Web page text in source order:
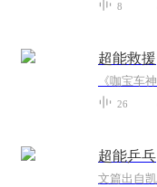
8
超能救援
26
超能乒乓